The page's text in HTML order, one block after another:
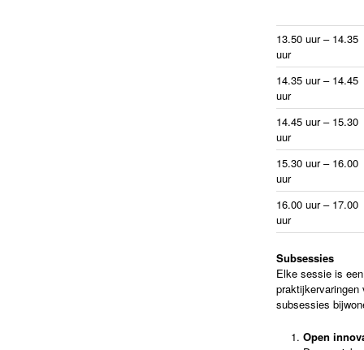
13.50 uur – 14.35
uur
14.35 uur – 14.45
uur
14.45 uur – 15.30
uur
15.30 uur – 16.00
uur
16.00 uur – 17.00
uur
Subsessies
Elke sessie is
subsessies
Open